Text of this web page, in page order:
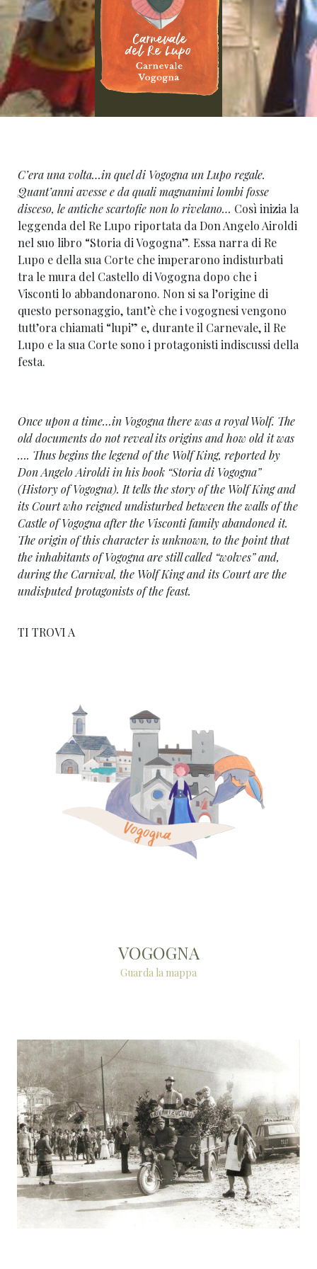
C’era una volta…in quel di Vogogna un Lupo regale.
Quant’anni avesse e da quali magnanimi lombi fosse
disceso, le antiche scartofie non lo rivelano… Così inizia la
leggenda del Re Lupo riportata da Don Angelo Airoldi
nel suo libro “Storia di Vogogna”. Essa narra di Re
Lupo e della sua Corte che imperarono indisturbati
tra le mura del Castello di Vogogna dopo che i
Visconti lo abbandonarono. Non si sa l’origine di
questo personaggio, tant’è che i vogognesi vengono
tutt’ora chiamati “lupi” e, durante il Carnevale, il Re
Lupo e la sua Corte sono i protagonisti indiscussi della
festa.
Once upon a time…in Vogogna there was a royal Wolf. The
old documents do not reveal its origins and how old it was
…. Thus begins the legend of the Wolf King, reported by
Don Angelo Airoldi in his book “Storia di Vogogna”
(History of Vogogna). It tells the story of the Wolf King and
its Court who reigned undisturbed between the walls of the
Castle of Vogogna after the Visconti family abandoned it.
The origin of this character is unknown, to the point that
the inhabitants of Vogogna are still called “wolves” and,
during the Carnival, the Wolf King and its Court are the
undisputed protagonists of the feast.
TI TROVI A
VOGOGNA
Guarda la mappa